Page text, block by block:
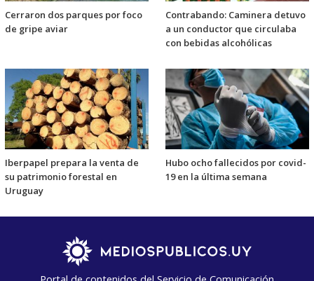
Cerraron dos parques por foco
de gripe aviar
Contrabando: Caminera detuvo
a un conductor que circulaba
con bebidas alcohólicas
Iberpapel prepara la venta de
su patrimonio forestal en
Uruguay
Hubo ocho fallecidos por covid-
19 en la última semana